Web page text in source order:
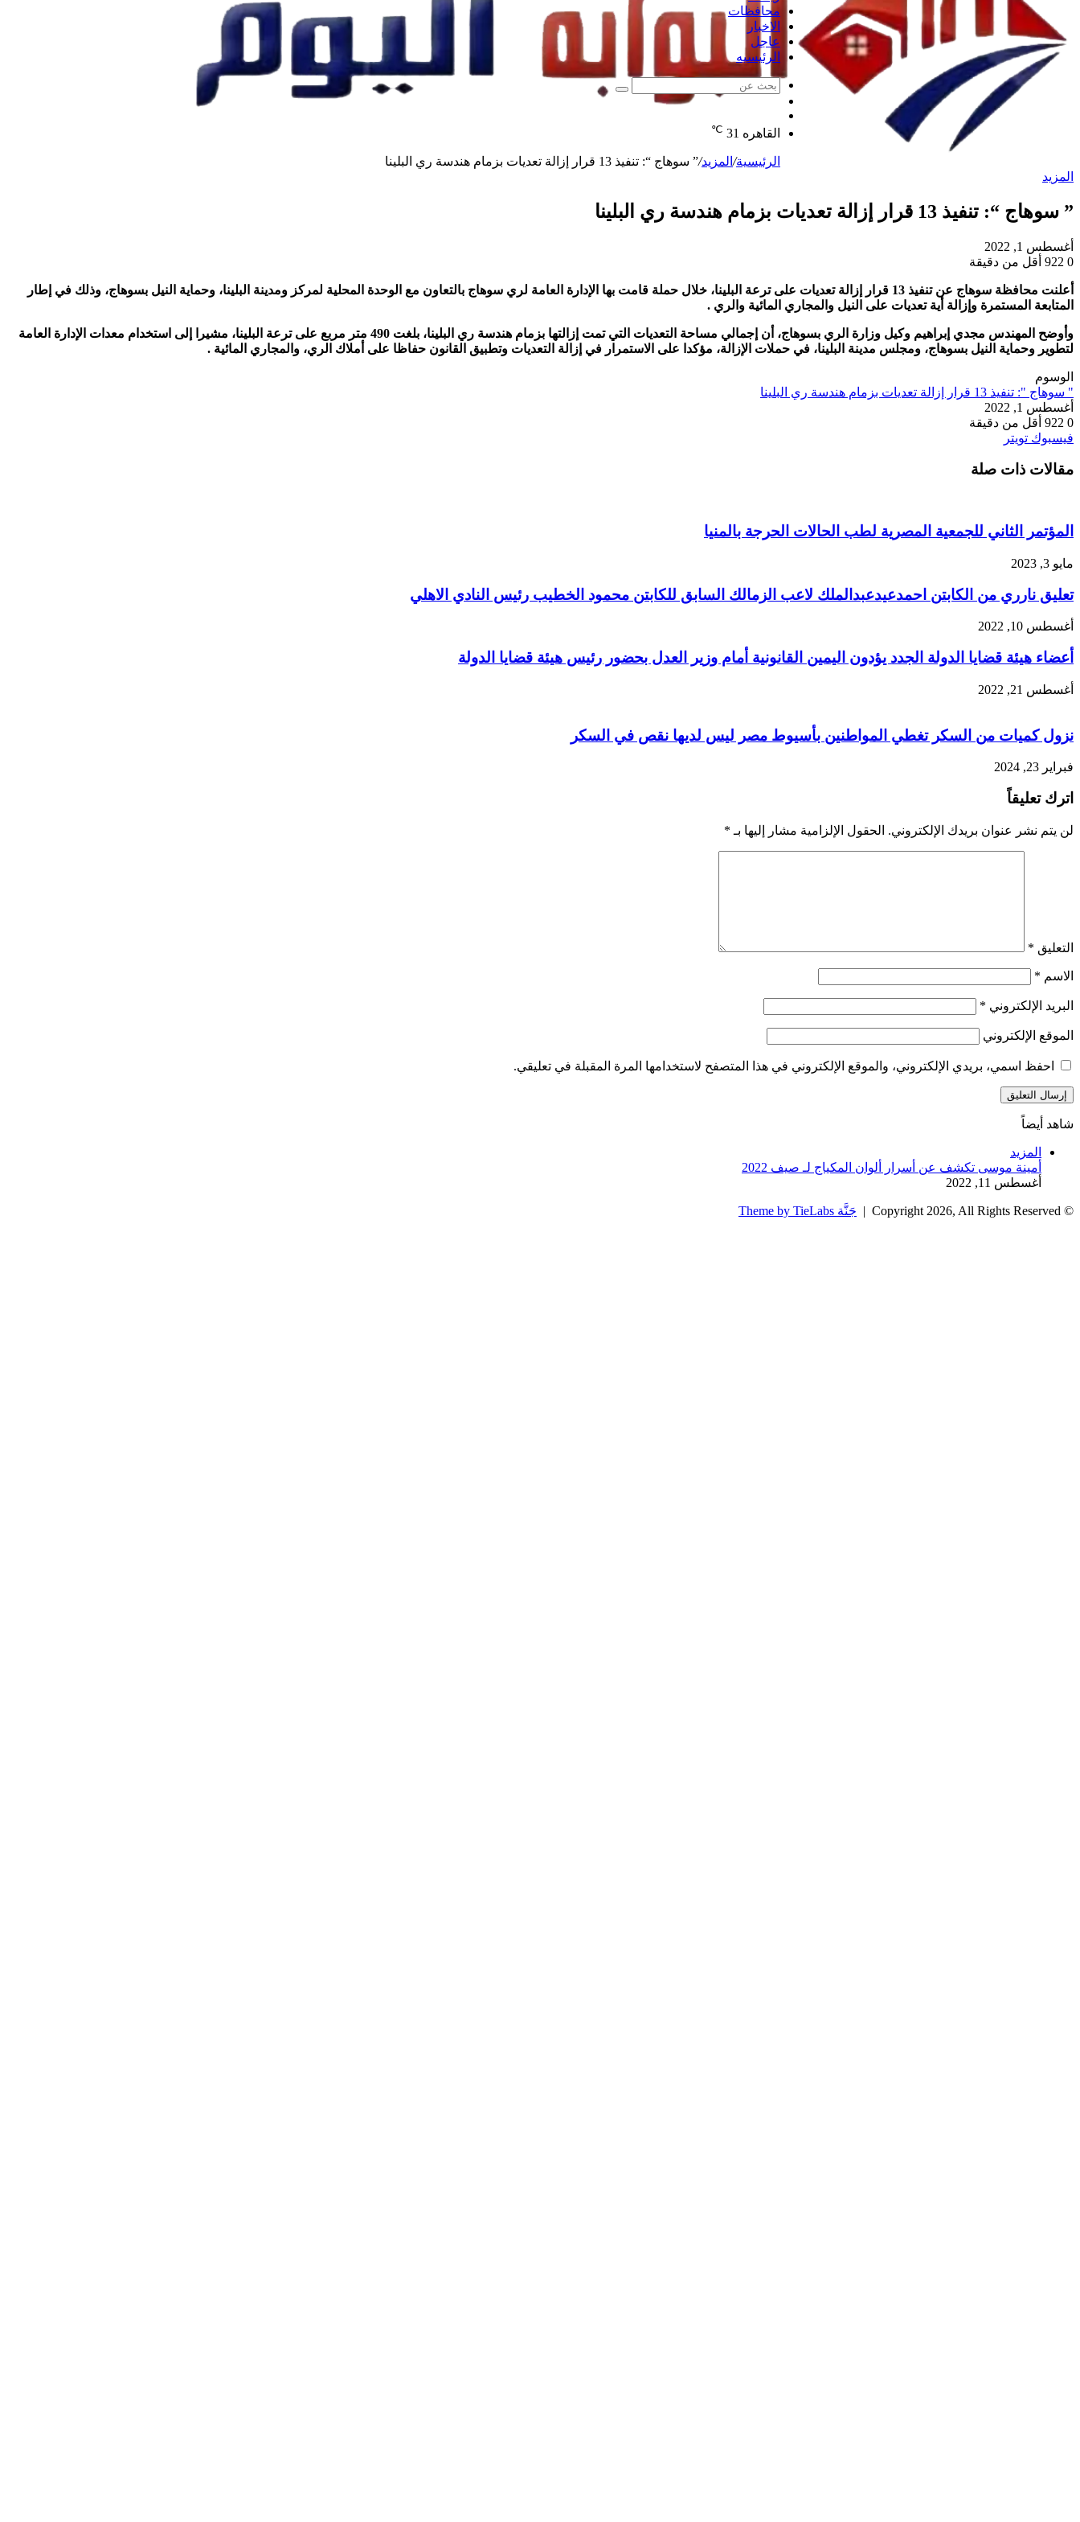
محافظات
الاخبار
عاجل
الرئيسيه
بحث
عشوائي
القاهره 31
℃
الرئيسية/ المزيد/” سوهاج “: تنفيذ 13 قرار إزالة تعديات بزمام هندسة ري البلينا
المزيد
” سوهاج “: تنفيذ 13 قرار إزالة تعديات بزمام هندسة ري البلينا
أغسطس 1, 2022
0
أقل من دقيقة
أعلنت محافظة سوهاج عن تنفيذ 13 قرار إزالة تعديات على ترعة البلينا، خلال حملة قامت بها الإدارة العامة لري سوهاج بالتعاون مع الوحدة المحلية لمركز ومدينة البلينا، وحماية النيل بسوهاج، وذلك في إطار
المتابعة المستمرة وإزالة أية تعديات على النيل والمجاري المائية والري .
وأوضح المهندس مجدي إبراهيم وكيل وزارة الري بسوهاج، أن إجمالي مساحة التعديات التي تمت إزالتها بزمام هندسة ري البلينا، بلغت 490 متر مربع على ترعة البلينا، مشيرا إلى استخدام معدات الإدارة العامة
لتطوير وحماية النيل بسوهاج، ومجلس مدينة البلينا، في حملات الإزالة، مؤكدا على الاستمرار في إزالة التعديات وتطبيق القانون حفاظا على أملاك الري، والمجاري المائية .
الوسوم
" سوهاج ": تنفيذ 13 قرار إزالة تعديات بزمام هندسة ري البلينا
أغسطس 1, 2022
0
أقل من دقيقة
فيسبوك تويتر
البريد
مقالات ذات صلة
المؤتمر الثاني للجمعية المصرية لطب الحالات الحرجة بالمنيا
مايو 3, 2023
تعليق نارري من الكابتن احمدعيدعبدالملك لاعب الزمالك السابق للكابتن محمود الخطيب رئيس النادي الاهلي
أغسطس 10, 2022
أعضاء هيئة قضايا الدولة الجدد يؤدون اليمين القانونية أمام وزير العدل بحضور رئيس هيئة قضايا الدولة
أغسطس 21, 2022
نزول كميات من السكر تغطي المواطنين بأسيوط مصر ليس لديها نقص في السكر
فبراير 23, 2024
اترك تعليقاً
لن يتم نشر عنوان بريدك الإلكتروني. الحقول الإلزامية مشار إليها بـ *
التعليق *
الاسم *
البريد الإلكتروني *
الموقع الإلكتروني
احفظ اسمي، بريدي الإلكتروني، والموقع الإلكتروني في هذا المتصفح لاستخدامها المرة المقبلة في تعليقي.
شاهد أيضاً
المزيد
أمينة موسى تكشف عن أسرار ألوان المكياج لـ صيف 2022
أغسطس 11, 2022
© Copyright 2026, All Rights Reserved |
جَنَّة Theme by TieLabs